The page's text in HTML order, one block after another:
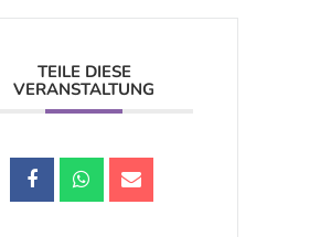
TEILE DIESE
VERANSTALTUNG